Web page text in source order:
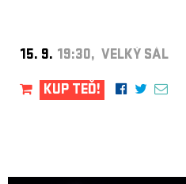
15. 9. 19:30, VELKÝ SÁL
KUP TEĎ!